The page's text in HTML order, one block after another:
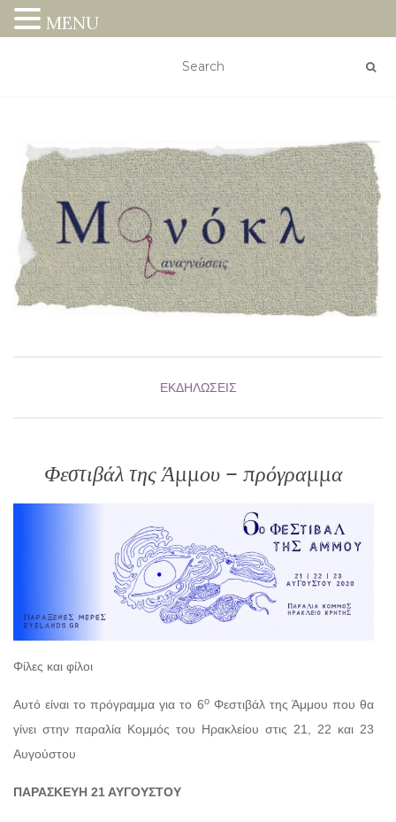
ΕΚΔΗΛΏΣΕΙΣ
Φεστιβάλ της Άμμου – πρόγραμμα
Φίλες και φίλοι
Αυτό είναι το πρόγραμμα για το 6οΦεστιβάλ της Άμμου που θα
γίνει στην παραλία Κομμός του Ηρακλείου στις 21, 22 και 23
Αυγούστου
ΠΑΡΑΣΚΕΥΗ 21 ΑΥΓΟΥΣΤΟΥ
MENU